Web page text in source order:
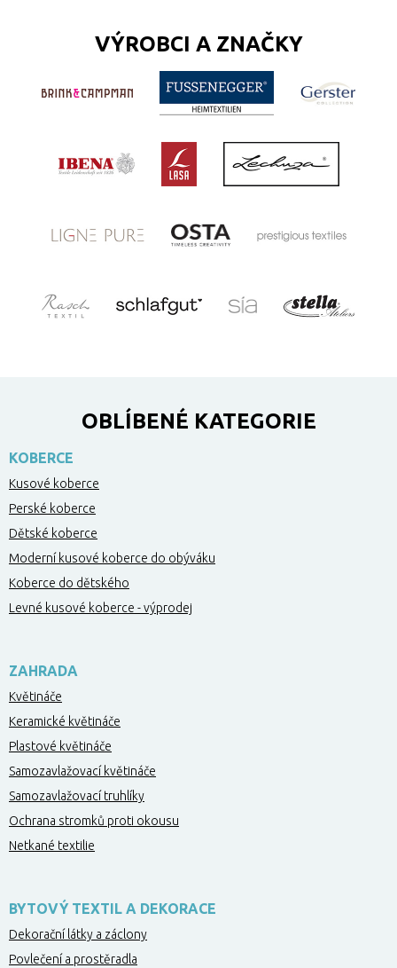
VÝROBCI A ZNAČKY
OBLÍBENÉ KATEGORIE
KOBERCE
Kusové koberce
Perské koberce
Dětské koberce
Moderní kusové koberce do obýváku
Koberce do dětského
Levné kusové koberce - výprodej
ZAHRADA
Květináče
Keramické květináče
Plastové květináče
Samozavlažovací květináče
Samozavlažovací truhlíky
Ochrana stromků proti okousu
Netkané textilie
BYTOVÝ TEXTIL A DEKORACE
Dekorační látky a záclony
Povlečení a prostěradla